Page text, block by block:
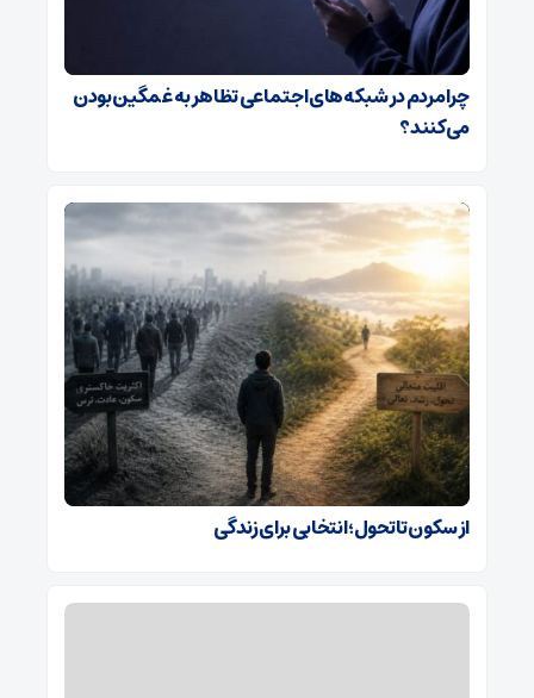
چرا مردم در شبکه‌های اجتماعی تظاهر به غمگین بودن
می‌کنند؟
از سکون تا تحول؛ انتخابی برای زندگی